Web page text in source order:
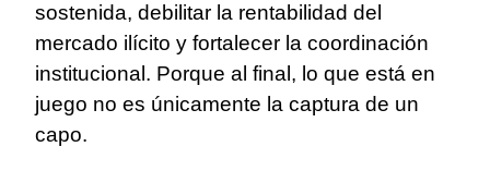
sostenida, debilitar la rentabilidad del
mercado ilícito y fortalecer la coordinación
institucional. Porque al final, lo que está en
juego no es únicamente la captura de un
capo.